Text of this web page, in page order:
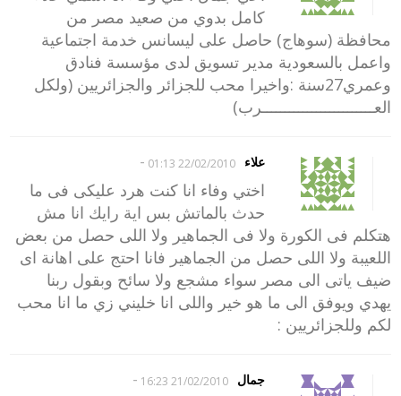
كامل بدوي من صعيد مصر من
محافظة (سوهاج) حاصل على ليسانس خدمة اجتماعية
واعمل بالسعودية مدير تسويق لدى مؤسسة فنادق
وعمري27سنة :واخيرا محب للجزائر والجزائريين (ولكل
العـــــــــــــــــــــــــرب)
علاء 22/02/2010 01:13
-
اختي وفاء انا كنت هرد عليكى فى ما
حدث بالماتش بس اية رايك انا مش
هتكلم فى الكورة ولا فى الجماهير ولا اللى حصل من بعض
اللعيبة ولا اللى حصل من الجماهير فانا احتج على اهانة اى
ضيف ياتى الى مصر سواء مشجع ولا سائح وبقول ربنا
يهدي ويوفق الى ما هو خير واللى انا خليني زي ما انا محب
لكم وللجزائريين :
جمال 21/02/2010 16:23
-